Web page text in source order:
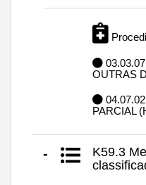
OUTRAS
PARCIAL
-
K59.3